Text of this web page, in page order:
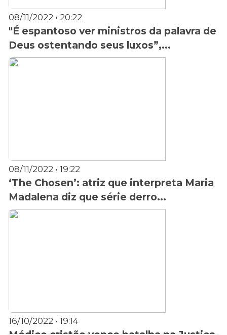
08/11/2022 • 20:22
"É espantoso ver ministros da palavra de
Deus ostentando seus luxos”,...
08/11/2022 • 19:22
‘The Chosen’: atriz que interpreta Maria
Madalena diz que série derro...
16/10/2022 • 19:14